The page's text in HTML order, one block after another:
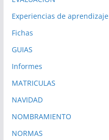
Experiencias de aprendizaje
Fichas
GUIAS
Informes
MATRICULAS
NAVIDAD
NOMBRAMIENTO
NORMAS